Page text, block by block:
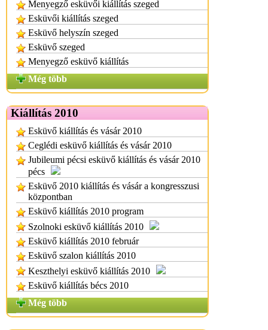
Menyegző esküvői kiállítás szeged
Esküvői kiállítás szeged
Esküvő helyszín szeged
Esküvő szeged
Menyegző esküvő kiállítás
Még több
Kiállítás 2010
Esküvő kiállítás és vásár 2010
Ceglédi esküvő kiállítás és vásár 2010
Jubileumi pécsi esküvő kiállítás és vásár 2010
pécs
Esküvő 2010 kiállítás és vásár a kongresszusi
központban
Esküvő kiállítás 2010 program
Szolnoki esküvő kiállítás 2010
Esküvő kiállítás 2010 február
Esküvő szalon kiállítás 2010
Keszthelyi esküvő kiállítás 2010
Esküvő kiállítás bécs 2010
Még több